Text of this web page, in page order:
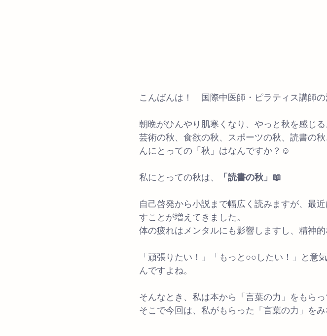
こんばんは！　国際中医師・ピラティス講師の
朝晩がひんやり肌寒くなり、やっと秋を感じる
芸術の秋、食欲の秋、スポーツの秋、読書の
んにとっての「秋」はなんですか？☺️
私にとっての秋は、 「読書の秋」📖
自己啓発から小説まで幅広く読みますが、最
すことが増えてきました。
体の疲れはメンタルにも影響しますし、精神
「頑張りたい！」「もっと○○したい！」と意
んですよね。
そんなとき、私は本から「言葉の力」をもらっ
そこで今回は、私がもらった「言葉の力」を